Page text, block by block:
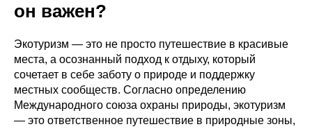
он важен?
Экотуризм — это не просто путешествие в красивые
места, а осознанный подход к отдыху, который
сочетает в себе заботу о природе и поддержку
местных сообществ. Согласно определению
Международного союза охраны природы, экотуризм
— это ответственное путешествие в природные зоны,